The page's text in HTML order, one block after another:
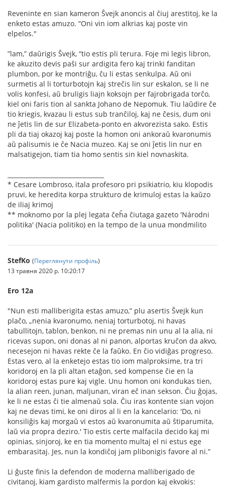
Reveninte en sian kameron Ŝvejk anoncis al ĉiuj arestitoj, ke la
enketo estas amuzo. “Oni vin iom alkrias kaj poste vin
elpelos."
”lam,” daŭrigis Ŝvejk, “tio estis pli terura. Foje mi legis libron,
ke akuzito devis paŝi sur ardigita fero kaj trinki fanditan
plumbon, por ke montriĝu, ĉu li estas senkulpa. Aŭ oni
surmetis al li torturbotojn kaj streĉis lin sur eskalon, se li ne
volis konfesi, aŭ bruligis liajn koksojn per fajrobrigada torĉo,
kiel oni faris tion al sankta Johano de Nepomuk. Tiu laŭdire ĉe
tio kriegis, kvazau li estus sub tranĉiloj, kaj ne ĉesis, dum oni
ne ĵetis lin de sur Elizabeta-ponto en akvorezista sako. Estis
pli da tiaj okazoj kaj poste la homon oni ankoraŭ kvaronumis
aŭ palisumis ie ĉe Nacia muzeo. Kaj se oni ĵetis lin nur en
malsatigejon, tiam tia homo sentis sin kiel novnaskita.
* Cesare Lombroso, itala profesoro pri psikiatrio, kiu klopodis
pruvi, ke heredita korpa strukturo de krimuloj estas la kaŭzo
de iliaj krimoj
** moknomo por la plej legata ĉeĥa ĉiutaga gazeto 'Národni
politika' (Nacia politiko) en la tempo de la unua mondmilito
StefKo (Переглянути профіль)
13 травня 2020 р. 10:20:17
Ero 12a
"Nun esti malliberigita estas amuzo,” plu asertis Ŝvejk kun
plaĉo, „nenia kvaronumo, neniaj torturbotoj, ni havas
tabullitojn, tablon, benkon, ni ne premas nin unu al la alia, ni
ricevas supon, oni donas al ni panon, alportas kruĉon da akvo,
necesejon ni havas rekte ĉe la faŭko. En ĉio vidiĝas progreso.
Estas vero, al la enketejo estas tio iom malproksime, tra tri
koridoroj en la pli altan etaĝon, sed kompense ĉie en la
koridoroj estas pure kaj vigle. Unu homon oni kondukas tien,
la alian reen, junan, maljunan, viran eĉ inan sekson. Ĉiu ĝojas,
ke li ne estas ĉi tie almenaŭ sola. Ĉiu iras kontente sian vojon
kaj ne devas timi, ke oni diros al li en la kancelario: 'Do, ni
konsiliĝis kaj morgaŭ vi estos aŭ kvaronumita aŭ ŝtiparumita,
laŭ via propra deziro.' Tio estis certe malfacila decido kaj mi
opinias, sinjoroj, ke en tia momento multaj el ni estus ege
embarasitaj. Jes, nun la kondiĉoj jam plibonigis favore al ni.”
Li ĝuste ﬁnis la defendon de moderna malliberigado de
civitanoj, kiam gardisto malfermis la pordon kaj ekvokis: